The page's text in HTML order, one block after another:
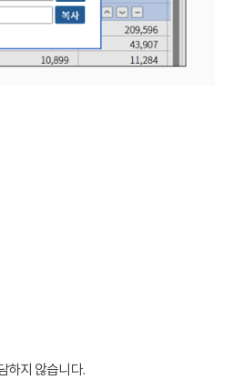
하지 않습니다.